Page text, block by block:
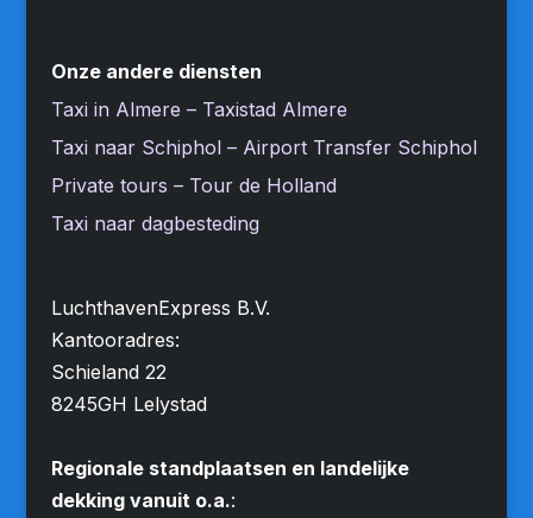
Onze andere diensten
Taxi in Almere – Taxistad Almere
Taxi naar Schiphol – Airport Transfer Schiphol
Private tours – Tour de Holland
Taxi naar dagbesteding
LuchthavenExpress B.V.
Kantooradres:
Schieland 22
8245GH Lelystad
Regionale standplaatsen en landelijke
dekking vanuit o.a.: